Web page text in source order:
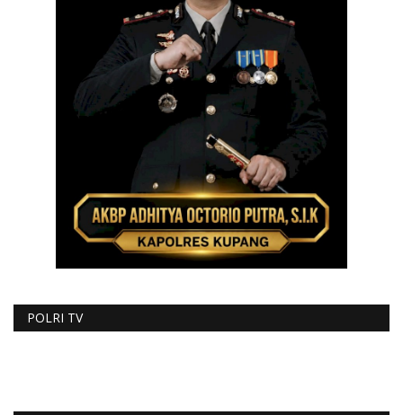
POLRI TV